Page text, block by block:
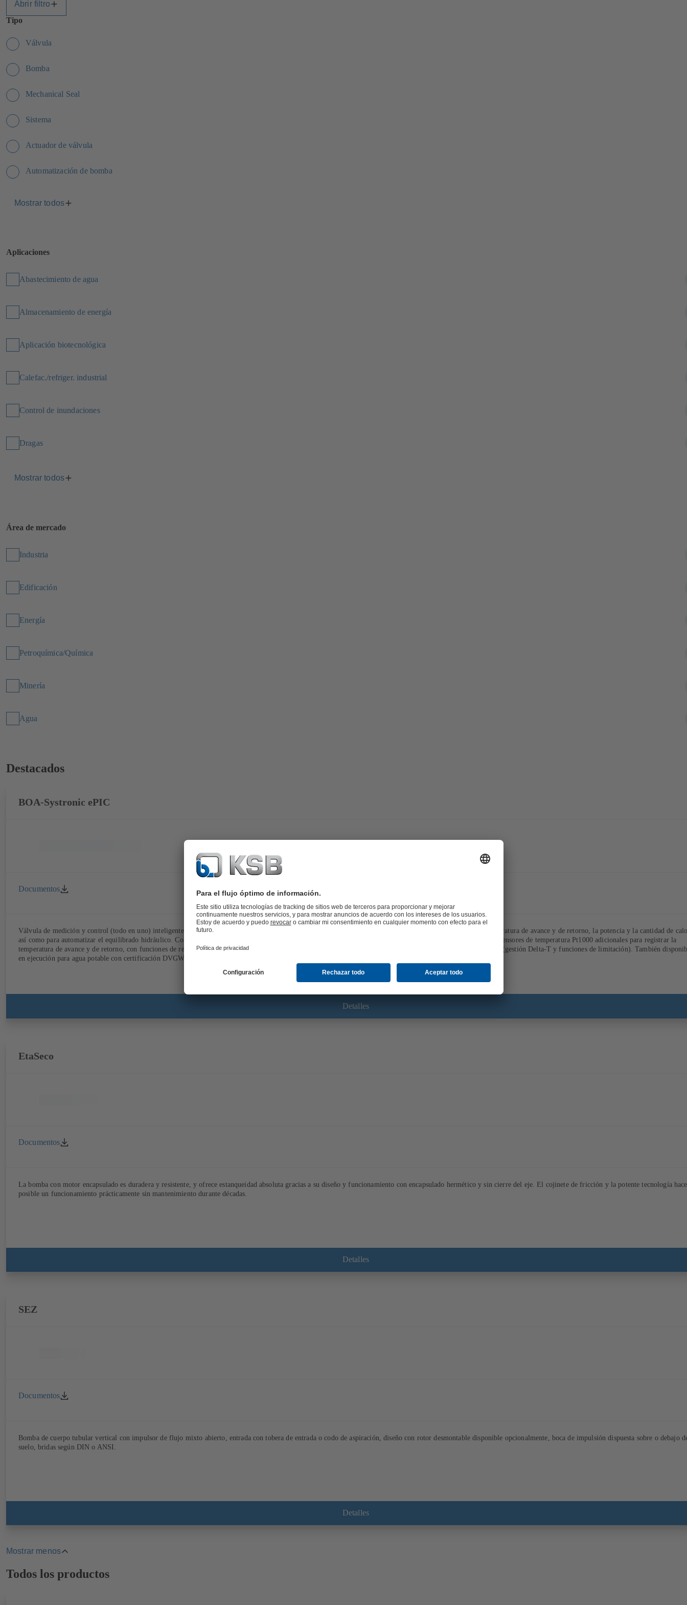
Abrir filtro
Tipo
Válvula
Bomba
Mechanical Seal
Sistema
Actuador de válvula
Automatización de bomba
Mostrar todos
Aplicaciones
Abastecimiento de agua
Almacenamiento de energía
Aplicación biotecnológica
Calefac./refriger. industrial
Control de inundaciones
Dragas
Mostrar todos
Área de mercado
Industria
Edificación
Energía
Petroquímica/Química
Minería
Agua
Destacados
BOA-Systronic ePIC
Documentos
Válvula de medición y control (todo en uno) inteligente e independiente de la presión para supervisar y regular la dirección de flujo, el flujo volumétrico, la temperatura de avance y de retorno, la potencia y la cantidad de
así como para automatizar el equilibrado hidráulico. Con medición del flujo por ultrasonidos y sensor de temperatura integrados, sin contacto con el fluido, con 2 sensores de temperatura Pt1000 adicionales para registrar la
temperatura de avance y de retorno, con funciones de regulación básica integradas (posición, flujo, temperatura, potencia), con optimización de procesos integrada (gestión Delta-T y funciones de limitación). También
en ejecución para agua potable con certificación DVGW y revestimiento plástico electrostático (EKB).
Detalles
EtaSeco
Documentos
La bomba con motor encapsulado es duradera y resistente, y ofrece estanqueidad absoluta gracias a su diseño y funcionamiento con encapsulado hermético y sin cierre del eje. El cojinete de fricción y la potente tecnología
posible un funcionamiento prácticamente sin mantenimiento durante décadas.
Detalles
SEZ
Documentos
Bomba de cuerpo tubular vertical con impulsor de flujo mixto abierto, entrada con tobera de entrada o codo de aspiración, diseño con rotor desmontable disponible opcionalmente, boca de impulsión dispuesta sobre o debajo
suelo, bridas según DIN o ANSI.
Detalles
Mostrar menosHighlights
Todos los productos